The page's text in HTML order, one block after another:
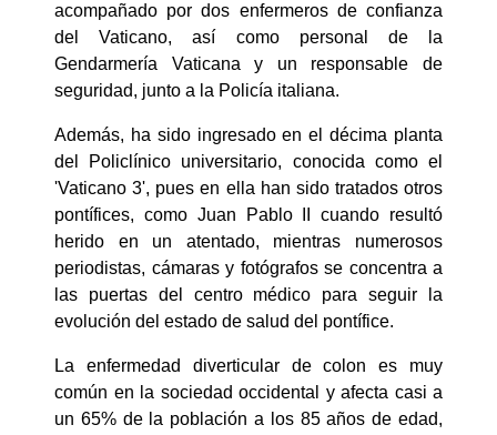
acompañado por dos enfermeros de confianza
del Vaticano, así como personal de la
Gendarmería Vaticana y un responsable de
seguridad, junto a la Policía italiana.
Además, ha sido ingresado en el décima planta
del Policlínico universitario, conocida como el
'Vaticano 3', pues en ella han sido tratados otros
pontífices, como Juan Pablo II cuando resultó
herido en un atentado, mientras numerosos
periodistas, cámaras y fotógrafos se concentra a
las puertas del centro médico para seguir la
evolución del estado de salud del pontífice.
La enfermedad diverticular de colon es muy
común en la sociedad occidental y afecta casi a
un 65% de la población a los 85 años de edad,